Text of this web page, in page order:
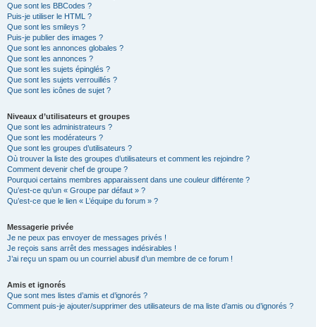
Que sont les BBCodes ?
Puis-je utiliser le HTML ?
Que sont les smileys ?
Puis-je publier des images ?
Que sont les annonces globales ?
Que sont les annonces ?
Que sont les sujets épinglés ?
Que sont les sujets verrouillés ?
Que sont les icônes de sujet ?
Niveaux d’utilisateurs et groupes
Que sont les administrateurs ?
Que sont les modérateurs ?
Que sont les groupes d’utilisateurs ?
Où trouver la liste des groupes d’utilisateurs et comment les rejoindre ?
Comment devenir chef de groupe ?
Pourquoi certains membres apparaissent dans une couleur différente ?
Qu’est-ce qu’un « Groupe par défaut » ?
Qu’est-ce que le lien « L’équipe du forum » ?
Messagerie privée
Je ne peux pas envoyer de messages privés !
Je reçois sans arrêt des messages indésirables !
J’ai reçu un spam ou un courriel abusif d’un membre de ce forum !
Amis et ignorés
Que sont mes listes d’amis et d’ignorés ?
Comment puis-je ajouter/supprimer des utilisateurs de ma liste d’amis ou d’ignorés ?